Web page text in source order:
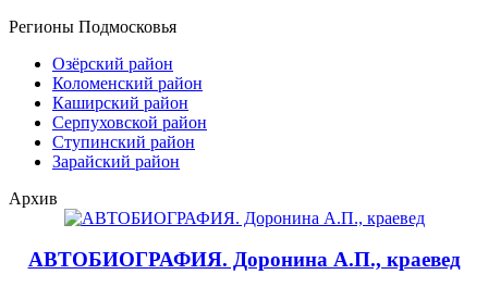
Регионы Подмосковья
Озёрский район
Коломенский район
Каширский район
Серпуховской район
Ступинский район
Зарайский район
Архив
АВТОБИОГРАФИЯ. Доронина А.П., краевед